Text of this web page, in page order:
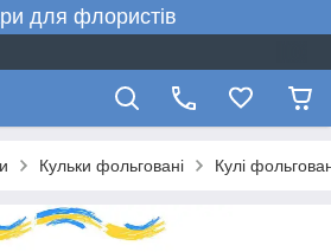
для флористів
Кульки фольговані Кулі